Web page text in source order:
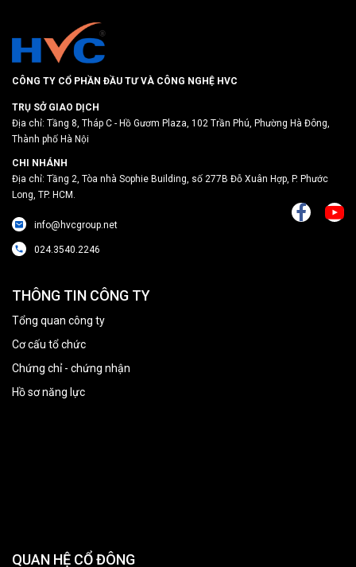
CÔNG TY CỔ PHẦN ĐẦU TƯ VÀ CÔNG NGHỆ HVC
TRỤ SỞ GIAO DỊCH
Địa chỉ: Tầng 8, Tháp C - Hồ Gươm Plaza, 102 Trần Phú, Phường Hà Đông,
Thành phố Hà Nội
CHI NHÁNH
Địa chỉ: Tầng 2, Tòa nhà Sophie Building, số 277B Đỗ Xuân Hợp, P. Phước
Long, TP. HCM.
info@hvcgroup.net
024.3540.2246
THÔNG TIN CÔNG TY
Tổng quan công ty
Cơ cấu tổ chức
Chứng chỉ - chứng nhận
Hồ sơ năng lực
QUAN HỆ CỔ ĐÔNG